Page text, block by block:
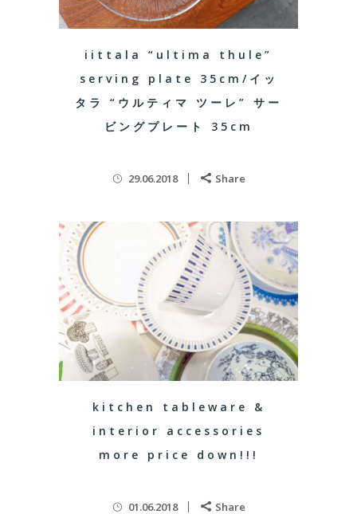
iittala “ultima thule”
serving plate 35cm/イッ
タラ “ウルティマ ツーレ” サー
ビングプレート 35cm
29.06.2018 Share
kitchen tableware &
interior accessories
more price down!!!
01.06.2018 Share